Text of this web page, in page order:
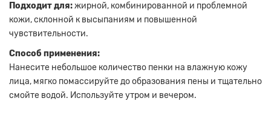
Подходит для:жирной, комбинированной и проблемной
кожи, склонной к высыпаниям и повышенной
чувствительности.
Способ применения:
Нанесите небольшое количество пенки на влажную кожу
лица, мягко помассируйте до образования пены и тщательно
смойте водой. Используйте утром и вечером.